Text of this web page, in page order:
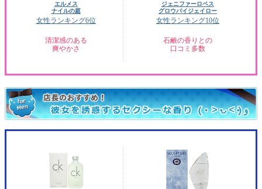
エルメス
ナイルの庭
女性ランキング6位
清潔感のある
爽やかさ
ジェニファーロペス
グロウバイジェイロー
女性ランキング10位
石鹸の香りとの
口コミ多数